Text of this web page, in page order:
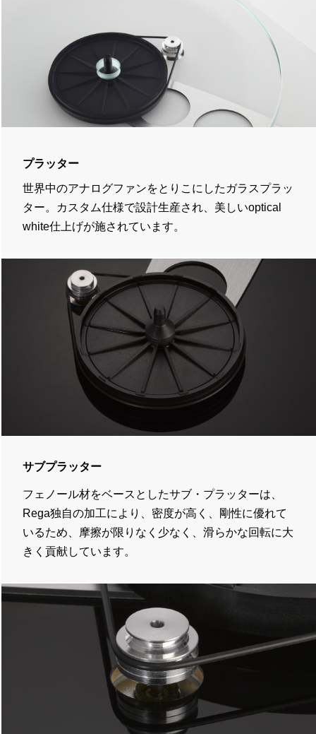
プラッター
世界中のアナログファンをとりこにしたガラスプラッ
ター。カスタム仕様で設計生産され、美しいoptical
white仕上げが施されています。
サブプラッター
フェノール材をベースとしたサブ・プラッターは、
Rega独自の加工により、密度が高く、剛性に優れて
いるため、摩擦が限りなく少なく、滑らかな回転に大
きく貢献しています。